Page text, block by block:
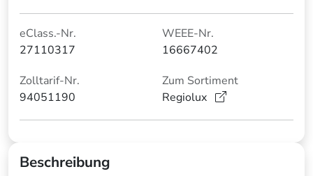
eClass.-Nr.
27110317
WEEE-Nr.
16667402
Zolltarif-Nr.
94051190
Zum Sortiment
Regiolux
Beschreibung